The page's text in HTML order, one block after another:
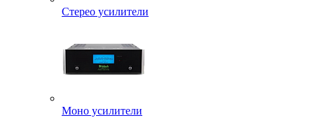
Стерео усилители
Моно усилители